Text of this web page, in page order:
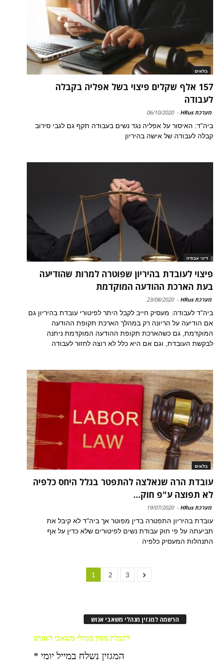
בלוגים
157 אלף שקלים פיצוי בשל אפליה בקבלה
לעבודה
מערכת HRus -
06/10/2020
ביה"ד: האיסור על אפליה נגד נשים בעבודה תקף גם לגבי סירוב
קבלה לעבודה של אישה בהיריון
דיני עבודה
פיצוי לעובדת בהיריון שפוטרה למרות שהודיעה
בעת הארכת ההודעה המוקדמת
מערכת HRus -
23/08/2020
ביה"ד לעבודה: מעסיק חייב לקבל היתר לפיטורי עובדת בהיריון גם
אם הודיעה על הריונה רק במהלך הארכת תקופת ההודעה
המוקדמת, גם כשהארכת תקופת ההודעה המוקדמת ניתנה
לבקשת העובדת, וגם אם היא כלל לא רוצה לחזור לעבודה
בלוגים
עובדת הרה שנאלצה להתפטר בגלל היחס כלפיה
לא תפוצה ע"פ חוק...
מערכת HRus -
19/07/2020
עובדת בהיריון התפטרה בדין מפוטר אך ביה"ד לא קיבל את
תביעתה על פי חוק עבודת נשים לפיטורים שלא כדין על אף
התנהלות המעסיק כלפיה
1 2 3
הרשמה למגזין מנהלי משאבי אנוש